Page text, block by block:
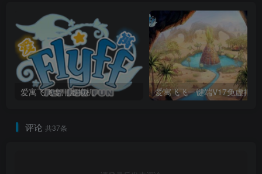
爱寓飞飞专用虚拟机
评论 共37条